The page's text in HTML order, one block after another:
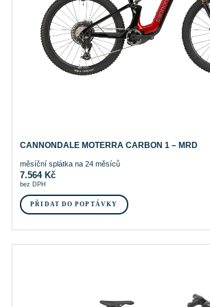
CANNONDALE MOTERRA CARBON 1 – MRD
měsíční splátka na 24 měsíců
7.564 Kč
bez DPH
PŘIDAT DO POPTÁVKY